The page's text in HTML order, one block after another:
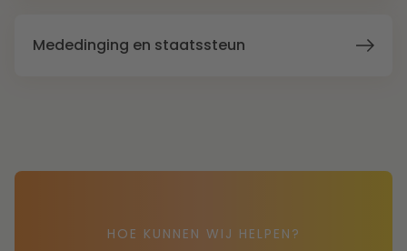
Mededinging en staatssteun
HOE KUNNEN WIJ HELPEN?